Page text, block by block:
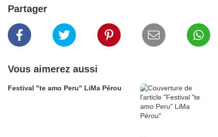
Partager
Vous aimerez aussi
Festival "te amo Peru" LiMa Pérou